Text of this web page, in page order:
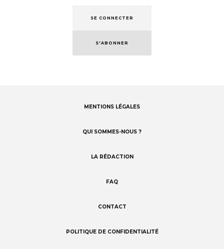
SE CONNECTER
S'ABONNER
MENTIONS LÉGALES
QUI SOMMES-NOUS ?
LA RÉDACTION
FAQ
CONTACT
POLITIQUE DE CONFIDENTIALITÉ